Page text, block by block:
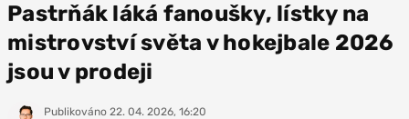
Pastrňák láká fanoušky, lístky na
mistrovství světa v hokejbale 2026
jsou v prodeji
Publikováno 22. 04. 2026, 16:20